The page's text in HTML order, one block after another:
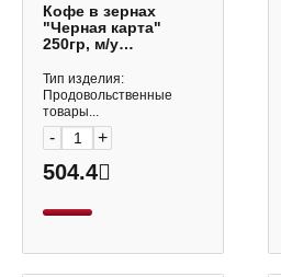
Кофе в зернах
"Черная карта"
250гр, м/у
Тип изделия:
Продовольственные
товары...
- +
504.4